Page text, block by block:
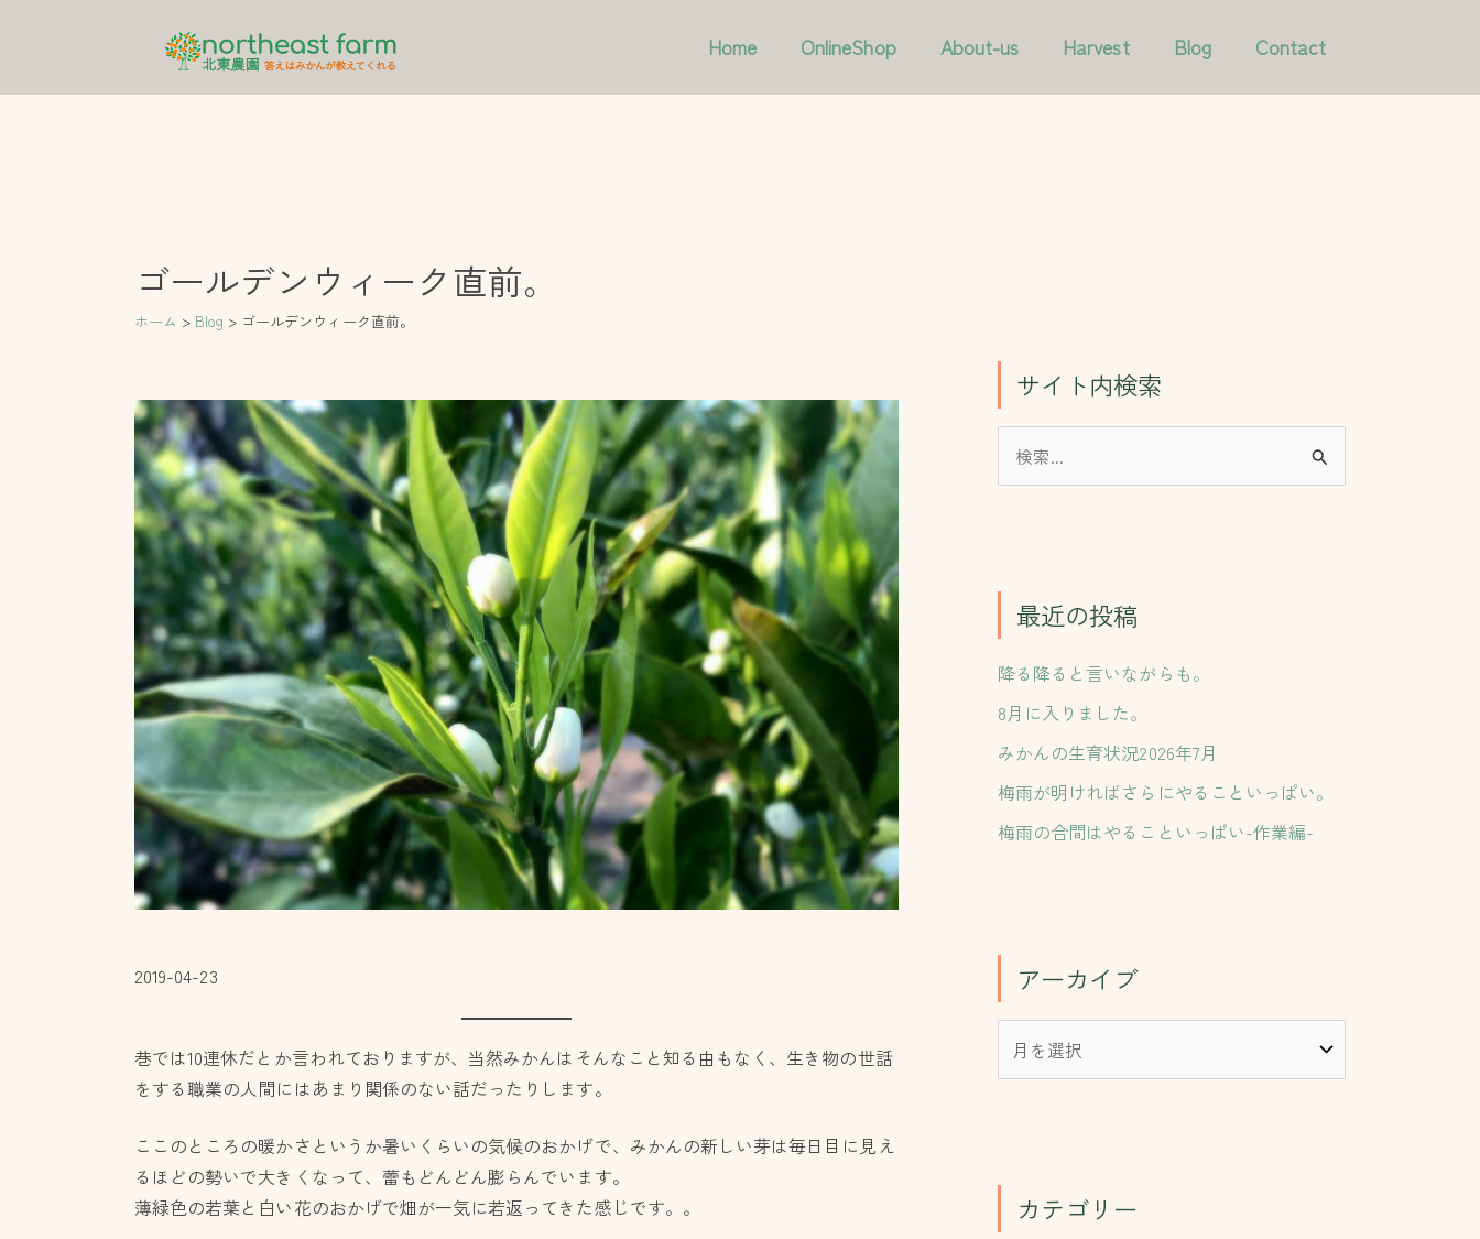
Home OnlineShop About-us Harvest Blog Contact
ゴールデンウィーク直前。
ホーム Blog ゴールデンウィーク直前。
2019-04-23
巷では10連休だとか言われておりますが、当然みかんはそんなこと知る由もなく、生き物の世話
をする職業の人間にはあまり関係のない話だったりします。
ここのところの暖かさというか暑いくらいの気候のおかげで、みかんの新しい芽は毎日目に見え
るほどの勢いで大きくなって、蕾もどんどん膨らんでいます。
薄緑色の若葉と白い花のおかげで畑が一気に若返ってきた感じです。。
サイト内検索
索
:
最近の投稿
降る降ると言いながらも。
8月に入りました。
みかんの生育状況2026年7月
梅雨が明ければさらにやることいっぱい。
梅雨の合間はやることいっぱい-作業編-
アーカイブ
ー
カテゴリー
テ